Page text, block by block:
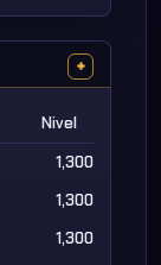
+
Nivel
1,300
1,300
1,300